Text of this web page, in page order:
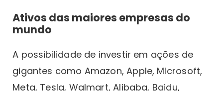
Ativos das maiores empresas do
mundo
A possibilidade de investir em ações de
gigantes como Amazon, Apple, Microsoft,
Meta, Tesla, Walmart, Alibaba, Baidu,